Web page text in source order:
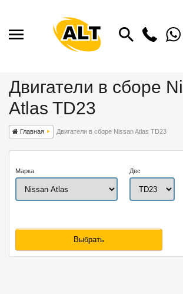
Двигатели в сборе
Atlas TD23
Главная Двигатели в сборе Nissan Atlas TD23
Марка Двс